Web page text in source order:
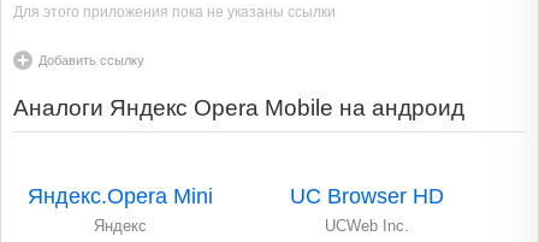
Для этого приложения пока не указаны ссылки
Добавить ссылку
Аналоги Яндекс Opera Mobile на андроид
Яндекс.Opera Mini
Яндекс
UC Browser HD
UCWeb Inc.